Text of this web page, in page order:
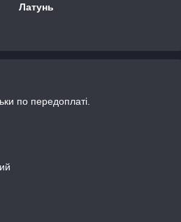
Латунь
по передоплаті.